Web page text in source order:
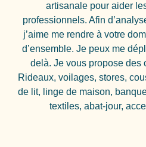
artisanale pour aider
professionnels. Afin
j’aime me rendre à votre
d’ensemble. Je peux me
delà. Je vous propose des
Rideaux, voilages, stores,
de lit, linge de maison,
textiles, abat-jour,